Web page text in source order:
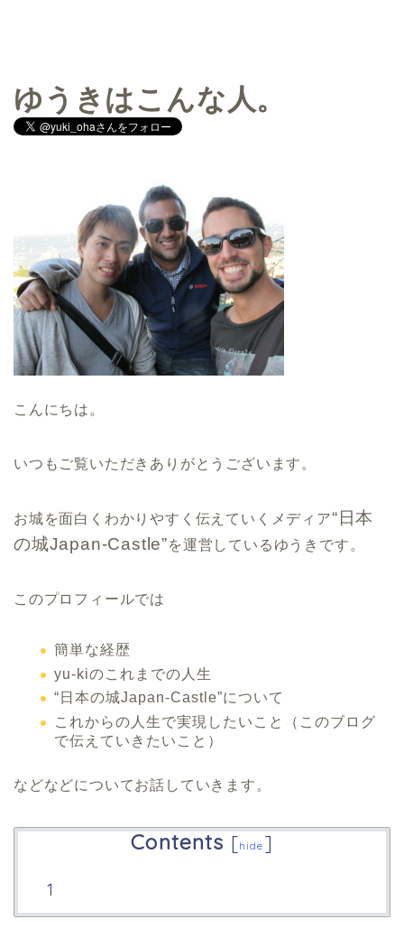
ゆうきはこんな人。
こんにちは。
いつもご覧いただきありがとうございます。
お城を面白くわかりやすく伝えていくメディア“日本
の城Japan-Castle”を運営しているゆうきです。
このプロフィールでは
簡単な経歴
yu-kiのこれまでの人生
“日本の城Japan-Castle”について
これからの人生で実現したいこと（このブログ
で伝えていきたいこと）
などなどについてお話していきます。
Contents [hide ]